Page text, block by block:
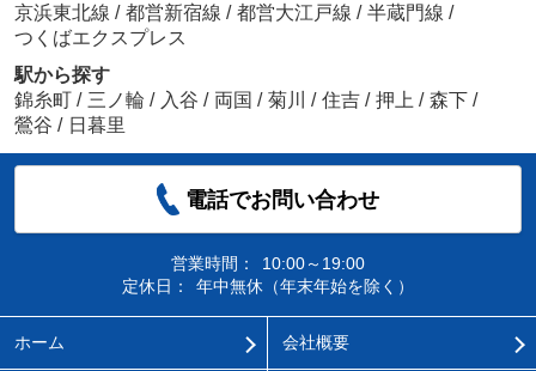
京浜東北線 / 都営新宿線 / 都営大江戸線 / 半蔵門線 /
つくばエクスプレス
駅から探す
錦糸町 / 三ノ輪 / 入谷 / 両国 / 菊川 / 住吉 / 押上 / 森下 /
鶯谷 / 日暮里
電話でお問い合わせ
営業時間：
10:00～19:00
定休日：
年中無休（年末年始を除く）
ホーム 会社概要